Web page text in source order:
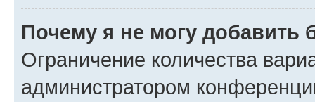
Почему я не могу добавить
Ограничение количества
администратором